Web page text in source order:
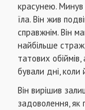
красунею. Минув
їла. Він жив
справжнім. Він
найбільше
татових
бували дні, коли
Він вирішив
задоволення, як